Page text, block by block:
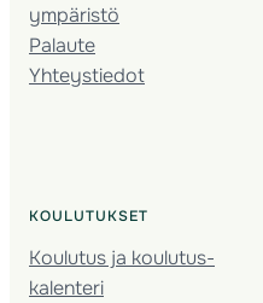
ympäristö
Palaute
Yhteystiedot
KOULUTUKSET
Koulutus ja koulutus­
kalenteri